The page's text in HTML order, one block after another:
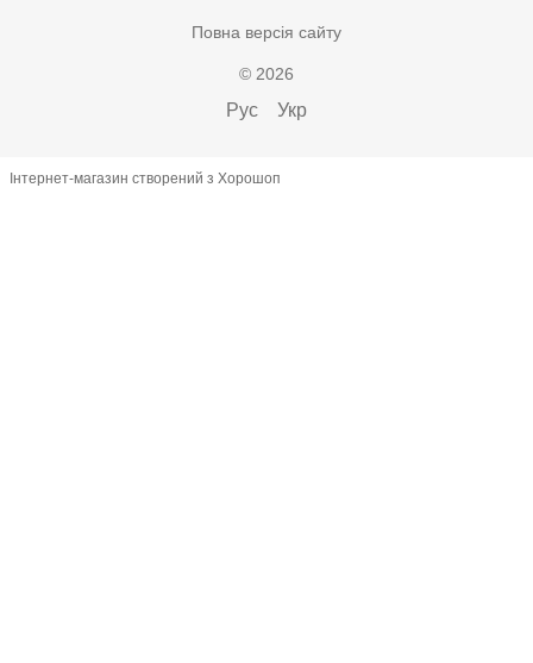
Повна версія сайту
© 2026
Рус Укр
Інтернет-магазин створений з Хорошоп